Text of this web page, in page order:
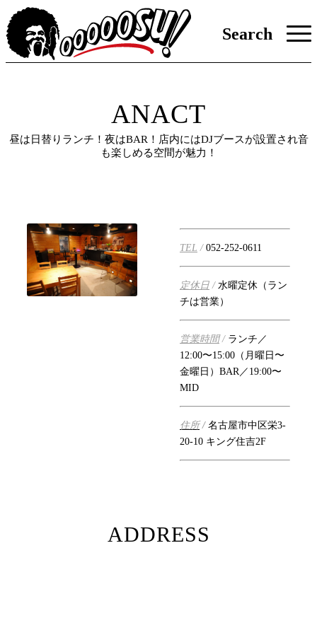
Search
ANACT
昼は日替りランチ！夜はBAR！店内にはDJブースが設置され音
も楽しめる空間が魅力！
TEL /052-252-0611
定休日 /水曜定休（ラン
チは営業）
営業時間/ ランチ／
12:00〜15:00（月曜日〜
金曜日）BAR／19:00〜
MID
住所/ 名古屋市中区栄3-
20-10 キング住吉2F
ADDRESS